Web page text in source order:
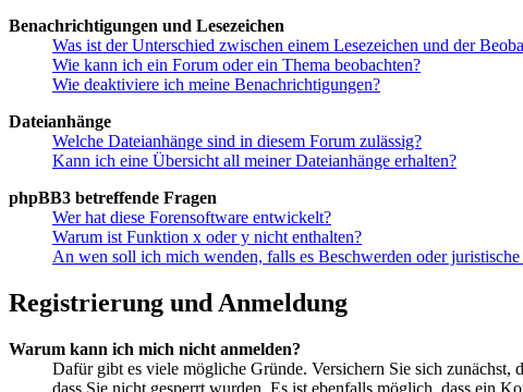
Benachrichtigungen und Lesezeichen
Was ist der Unterschied zwischen einem Lesezeichen und der
Wie kann ich ein Forum oder ein Thema beobachten?
Wie deaktiviere ich meine Benachrichtigungen?
Dateianhänge
Welche Dateianhänge sind in diesem Forum zulässig?
Kann ich eine Übersicht all meiner Dateianhänge erhalten?
phpBB3 betreffende Fragen
Wer hat diese Forensoftware entwickelt?
Warum ist Funktion x oder y nicht enthalten?
An wen soll ich mich wenden, falls es Beschwerden oder
Registrierung und Anmeldung
Warum kann ich mich nicht anmelden?
Dafür gibt es viele mögliche Gründe. Versichern Sie sich zunächst,
dass Sie nicht gesperrt wurden. Es ist ebenfalls möglich, dass ein